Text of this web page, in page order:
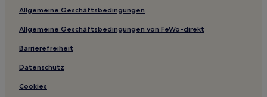
Haustierfreundliche in Stuttgart
Allgemeine Geschäftsbedingungen
Allgemeine Geschäftsbedingungen von FeWo-direkt
Barrierefreiheit
Datenschutz
Cookies